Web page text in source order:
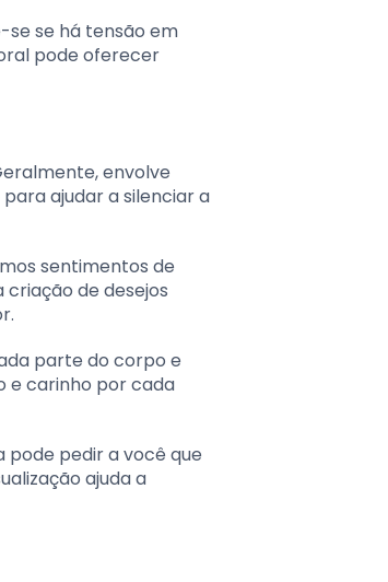
se se há tensão em
pode oferecer
envolve
ajudar a silenciar a
sentimentos de
de desejos
parte do corpo e
e carinho por cada
pode pedir a você que
ajuda a